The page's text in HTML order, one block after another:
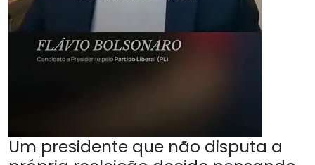
Um presidente que não disputa a